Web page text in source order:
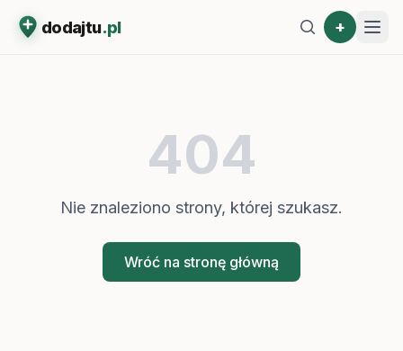
dodajtu.pl +
404
Nie znaleziono strony, której szukasz.
Wróć na stronę główną